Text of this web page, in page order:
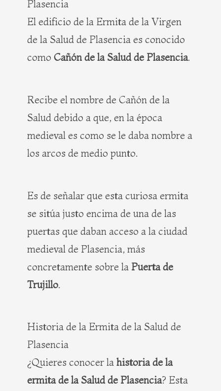
Plasencia
El edificio de la Ermita de la Virgen
de la Salud de Plasencia es conocido
como Cañón de la Salud de Plasencia.
Recibe el nombre de Cañón de la
Salud debido a que, en la época
medieval es como se le daba nombre a
los arcos de medio punto.
Es de señalar que esta curiosa ermita
se sitúa justo encima de una de las
puertas que daban acceso a la ciudad
medieval de Plasencia, más
concretamente sobre la Puerta de
Trujillo.
Historia de la Ermita de la Salud de
Plasencia
¿Quieres conocer la historia de la
ermita de la Salud de Plasencia? Esta